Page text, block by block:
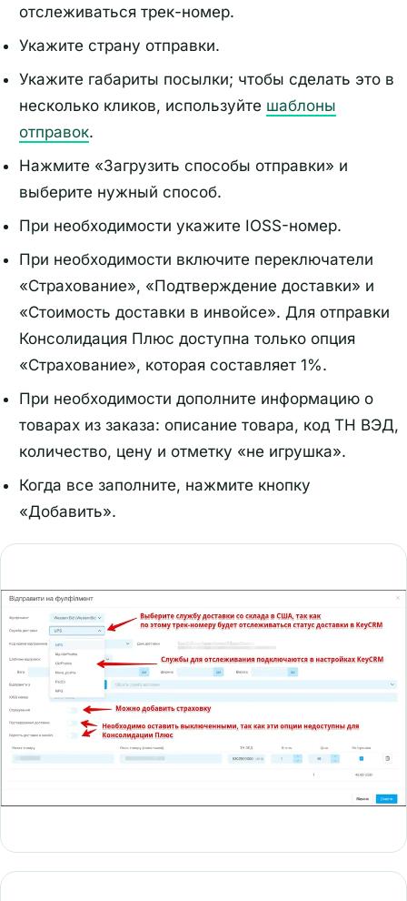
отслеживаться трек-номер.
Укажите страну отправки.
Укажите габариты посылки; чтобы сделать это в
несколько кликов, используйте шаблоны
отправок.
Нажмите «Загрузить способы отправки» и
выберите нужный способ.
При необходимости укажите IOSS-номер.
При необходимости включите переключатели
«Страхование», «Подтверждение доставки» и
«Стоимость доставки в инвойсе». Для отправки
Консолидация Плюс доступна только опция
«Страхование», которая составляет 1%.
При необходимости дополните информацию о
товарах из заказа: описание товара, код ТН ВЭД,
количество, цену и отметку «не игрушка».
Когда все заполните, нажмите кнопку
«Добавить».